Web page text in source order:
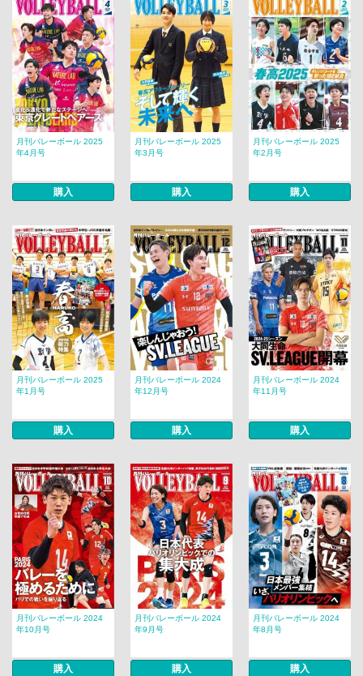
月刊バレーボール 2025
年4月号
購入
月刊バレーボール 2025
年3月号
購入
月刊バレーボール 2025
年2月号
購入
月刊バレーボール 2025
年1月号
購入
月刊バレーボール 2024
年12月号
購入
月刊バレーボール 2024
年11月号
購入
月刊バレーボール 2024
年10月号
購入
月刊バレーボール 2024
年9月号
購入
月刊バレーボール 2024
年8月号
購入